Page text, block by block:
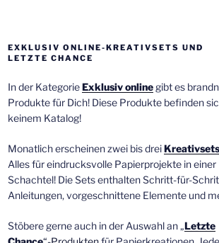
EXKLUSIV ONLINE-KREATIVSETS UND
LETZTE CHANCE
In der KategorieExklusiv onlinegibt es
Produkte für Dich! Diese Produkte befinden
keinem Katalog!
Monatlich erscheinen zwei bis drei Kreativsets
Alles für eindrucksvolle Papierprojekte in einer
Schachtel! Die Sets enthalten Schritt-für-
Anleitungen, vorgeschnittene Elemente und
Stöbere gerne auch in der Auswahl an „Letzte